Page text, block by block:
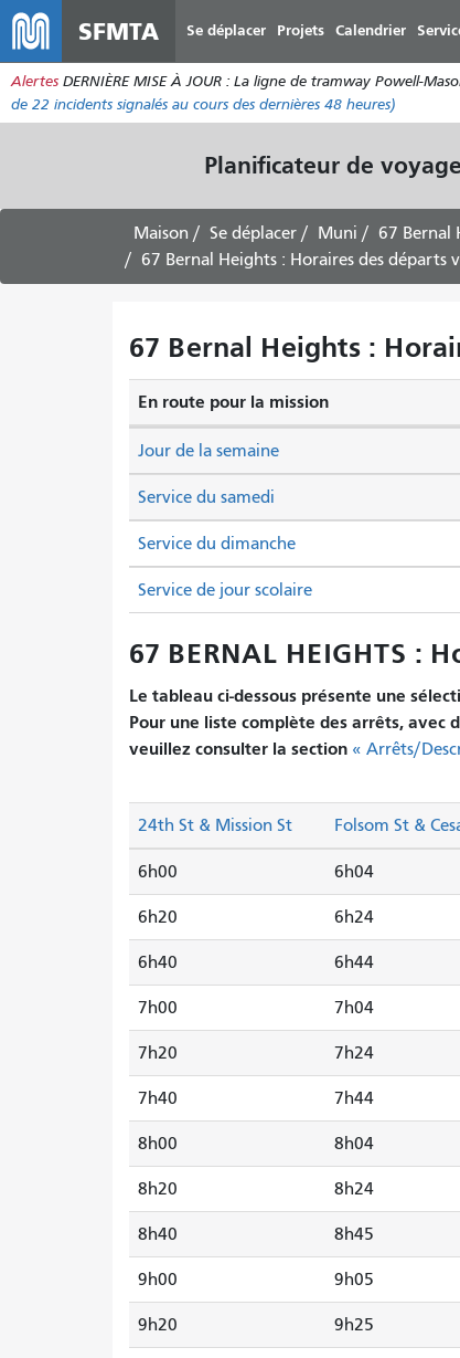
SFMTA Se déplacer Projets Calendrier
Alertes DERNIÈRE MISE À JOUR : La ligne de tramway Powell-
de 22 incidents signalés au cours des dernières 48 heures)
Planificateur de voyage
Maison Se déplacer Muni
67 Bernal
67 Bernal Heights : Horaires des départs
67 Bernal Heights :
En route pour la mission
Service du samedi
Service du dimanche
Jour de la semaine
Service de jour scolaire
67 BERNAL HEIGHTS :
Le tableau ci-dessous présente une
Pour une liste complète des arrêts, avec
veuillez consulter la section « Arrêts/
24th St & Mission St Folsom St &
6h00 6h04
6h20 6h24
6h40 6h44
7h00 7h04
7h20 7h24
7h40 7h44
8h00 8h04
8h20 8h24
8h40 8h45
9h00 9h05
9h20 9h25